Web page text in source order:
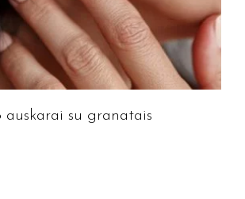
auskarai su granatais